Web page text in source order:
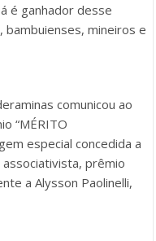
é ganhador desse
mineiros e
comunicou ao
“MÉRITO
especial concedida a
prêmio
a Alysson Paolinelli,